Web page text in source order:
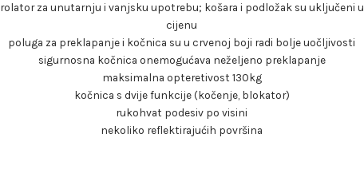
rolator za unutarnju i vanjsku upotrebu; košara i podložak su uključeni u
cijenu
poluga za preklapanje i kočnica su u crvenoj boji radi bolje uočljivosti
sigurnosna kočnica onemogućava neželjeno preklapanje
maksimalna opteretivost 130kg
kočnica s dvije funkcije (kočenje, blokator)
rukohvat podesiv po visini
nekoliko reflektirajućih površina